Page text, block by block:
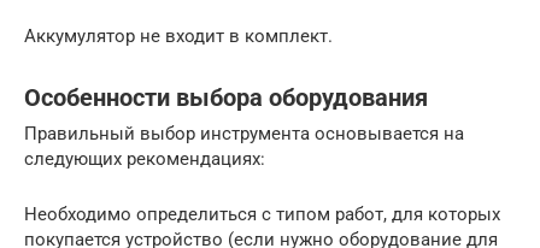
Аккумулятор не входит в комплект.
Особенности выбора оборудования
Правильный выбор инструмента основывается на
следующих рекомендациях:
Необходимо определиться с типом работ, для которых
покупается устройство (если нужно оборудование для